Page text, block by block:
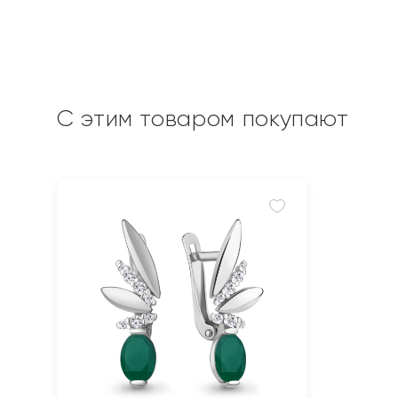
С этим товаром покупают